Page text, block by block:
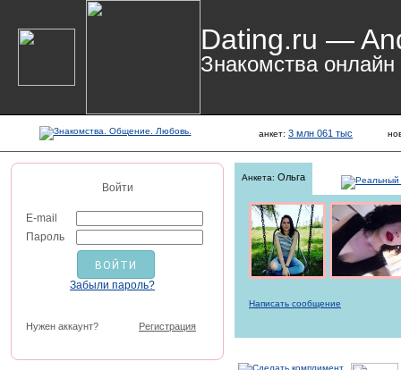
Dating.ru —
Знакомства онлайн
анкет: 3 млн 061 тыс
Войти
E-mail
Пароль
Забыли пароль?
Нужен аккаунт? Регистрация
Анкета: Ольга
Написать сообщение